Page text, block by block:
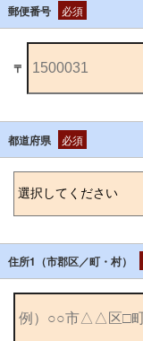
郵便番号 必須
〒
都道府県 必須
住所1（市郡区／町・村）